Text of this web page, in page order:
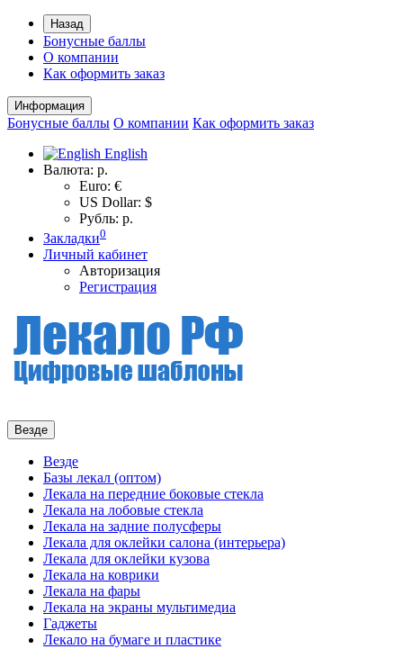
Назад
Бонусные баллы
О компании
Как оформить заказ
Информация
Бонусные баллы О компании Как оформить заказ
English
Валюта: р.
Euro: €
US Dollar: $
Рубль: р.
Закладки0
Личный кабинет
Авторизация
Регистрация
Везде
Везде
Базы лекал (оптом)
Лекала на передние боковые стекла
Лекала на лобовые стекла
Лекала на задние полусферы
Лекала для оклейки салона (интерьера)
Лекала для оклейки кузова
Лекала на коврики
Лекала на фары
Лекала на экраны мультимедиа
Гаджеты
Лекало на бумаге и пластике